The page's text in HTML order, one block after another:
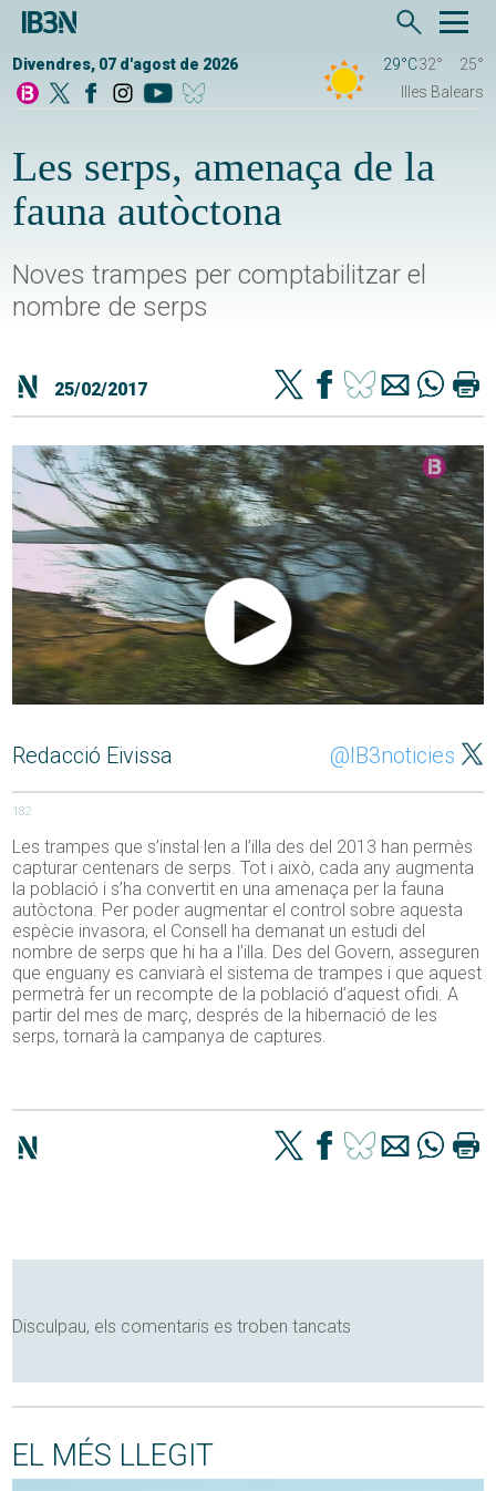
Divendres, 07 d'agost de 2026 29°C32°
25°
Illes Balears
Les serps, amenaça de la
fauna autòctona
Noves trampes per comptabilitzar el
nombre de serps
25/02/2017
Redacció Eivissa @IB3noticies
182
Les trampes que s’instal·len a l’illa des del 2013 han permès
capturar centenars de serps. Tot i això, cada any augmenta
la població i s’ha convertit en una amenaça per la fauna
autòctona. Per poder augmentar el control sobre aquesta
espècie invasora, el Consell ha demanat un estudi del
nombre de serps que hi ha a l’illa. Des del Govern, asseguren
que enguany es canviarà el sistema de trampes i que aquest
permetrà fer un recompte de la població d’aquest ofidi. A
partir del mes de març, després de la hibernació de les
serps, tornarà la campanya de captures.
Disculpau, els comentaris es troben tancats
EL MÉS LLEGIT